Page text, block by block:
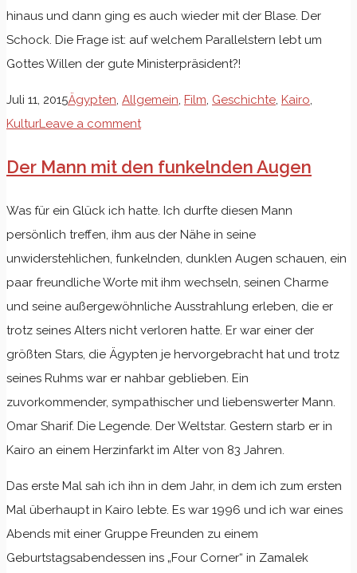
hinaus und dann ging es auch wieder mit der Blase. Der
Schock. Die Frage ist: auf welchem Parallelstern lebt um
Gottes Willen der gute Ministerpräsident?!
Juli 11, 2015Ägypten, Allgemein, Film, Geschichte, Kairo,
KulturLeave a comment
Der Mann mit den funkelnden Augen
Was für ein Glück ich hatte. Ich durfte diesen Mann
persönlich treffen, ihm aus der Nähe in seine
unwiderstehlichen, funkelnden, dunklen Augen schauen, ein
paar freundliche Worte mit ihm wechseln, seinen Charme
und seine außergewöhnliche Ausstrahlung erleben, die er
trotz seines Alters nicht verloren hatte. Er war einer der
größten Stars, die Ägypten je hervorgebracht hat und trotz
seines Ruhms war er nahbar geblieben. Ein
zuvorkommender, sympathischer und liebenswerter Mann.
Omar Sharif. Die Legende. Der Weltstar. Gestern starb er in
Kairo an einem Herzinfarkt im Alter von 83 Jahren.
Das erste Mal sah ich ihn in dem Jahr, in dem ich zum ersten
Mal überhaupt in Kairo lebte. Es war 1996 und ich war eines
Abends mit einer Gruppe Freunden zu einem
Geburtstagsabendessen ins „Four Corner“ in Zamalek